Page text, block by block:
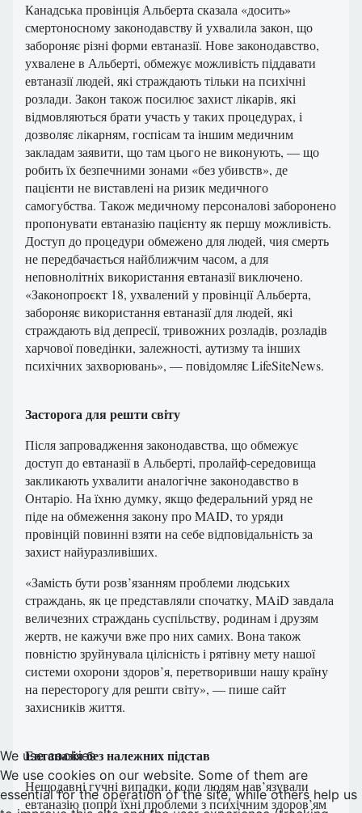
Канадська провінція Альберта сказала «досить»
смертоносному законодавству й ухвалила закон, що
забороняє різні форми евтаназії. Нове законодавство,
ухвалене в Альберті, обмежує можливість піддавати
евтаназії людей, які страждають тільки на психічні
розлади. Закон також посилює захист лікарів, які
відмовляються брати участь у таких процедурах, і
дозволяє лікарням, госпісам та іншим медичним
закладам заявити, що там цього не виконують, — що
робить їх безпечними зонами «без убивств», де
пацієнти не виставлені на ризик медичного
самогубства. Також медичному персоналові заборонено
пропонувати евтаназію пацієнту як першу можливість.
Доступ до процедури обмежено для людей, чия смерть
не передбачається найближчим часом, а для
неповнолітніх використання евтаназії виключено.
«Законопроєкт 18, ухвалений у провінції Альберта,
забороняє використання евтаназії для людей, які
страждають від депресії, тривожних розладів, розладів
харчової поведінки, залежності, аутизму та інших
психічних захворювань», — повідомляє LifeSiteNews.
Засторога для решти світу
Після запровадження законодавства, що обмежує
доступ до евтаназії в Альберті, пролайф-середовища
закликають ухвалити аналогічне законодавство в
Онтаріо. На їхню думку, якщо федеральний уряд не
піде на обмеження закону про MAID, то уряди
провінцій повинні взяти на себе відповідальність за
захист найуразливіших.
«Замість бути розв’язанням проблеми людських
страждань, як це представляли спочатку, MAiD завдала
величезних страждань суспільству, родинам і друзям
жертв, не кажучи вже про них самих. Вона також
повністю зруйнувала цілісність і рятівну мету нашої
системи охорони здоров’я, перетворивши нашу країну
на пересторогу для решти світу», — пише сайт
захисників життя.
Евтаназія без належних підстав
Нещодавні гучні випадки, коли людям нав’язували
евтаназію попри їхні проблеми з психічним здоров’ям
We use cookies
We use cookies on our website. Some of them are
essential for the operation of the site, while others help us